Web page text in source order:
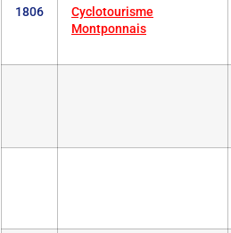
1806
Cyclotourisme
Montponnais